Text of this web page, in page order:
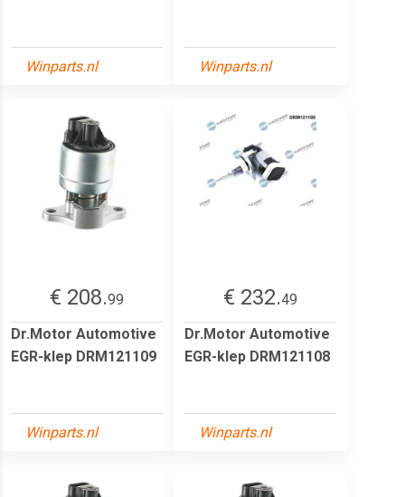
Winparts.nl Winparts.nl
€ 208.99
Dr.Motor Automotive
EGR-klep DRM121109
Winparts.nl
€ 232.49
Dr.Motor Automotive
EGR-klep DRM121108
Winparts.nl